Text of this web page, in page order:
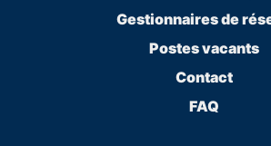
Gestionnaires de
Postes vacants
Contact
FAQ